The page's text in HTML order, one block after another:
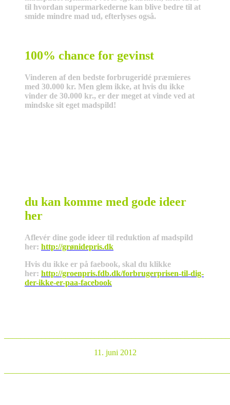
til hvordan supermarkederne kan blive bedre til at
smide mindre mad ud, efterlyses også.
100% chance for gevinst
Vinderen af den bedste forbrugeridé præmieres
med 30.000 kr. Men glem ikke, at hvis du ikke
vinder de 30.000 kr., er der meget at vinde ved at
mindske sit eget madspild!
du kan komme med gode ideer
her
Aflevér dine gode ideer til reduktion af madspild
her: http://grønidepris.dk
Hvis du ikke er på faebook, skal du klikke
her: http://groenpris.fdb.dk/forbrugerprisen-til-dig-
der-ikke-er-paa-facebook
11. juni 2012